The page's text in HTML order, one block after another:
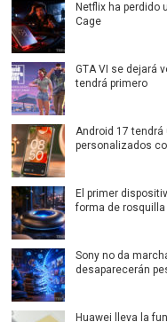
Netflix ha perdido
Cage
GTA VI se dejará
tendrá primero
Android 17
personalizados
El primer
forma de rosquilla
Sony no da
desaparecerán
Huawei lleva la